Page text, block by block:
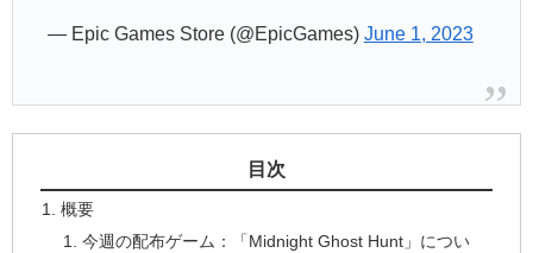
— Epic Games Store (@EpicGames) June 1, 2023
目次
概要
今週の配布ゲーム：「Midnight Ghost Hunt」につい